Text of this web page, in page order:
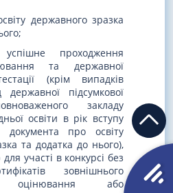
державного зразка
проходження
та державної
(крім випадків
державної підсумкової
закладу
освіти в рік вступу
документа про освіту
та додатка до нього),
участі в конкурсі без
зовнішнього
оцінювання або